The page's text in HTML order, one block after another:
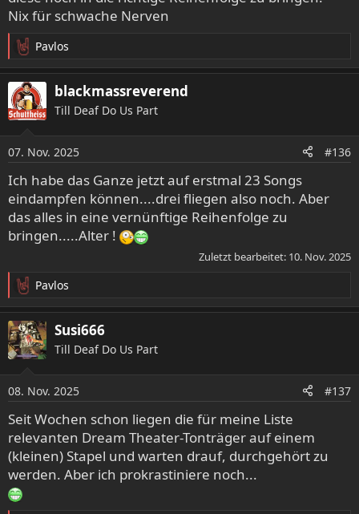
Nix für schwache Nerven
R
e
a
k
t
n
e
n
:
Pavlos
blackmassreverend
Till Deaf Do Us Part
07. Nov. 2025 #136
Ich habe das Ganze jetzt auf erstmal 23 Songs
eindampfen können....drei fliegen also noch. Aber
das alles in eine vernünftige Reihenfolge zu
bringen.....Alter !
Zuletzt bearbeitet: 10. Nov. 2025
R
e
a
k
t
n
e
n
:
Pavlos
Susi666
Till Deaf Do Us Part
08. Nov. 2025 #137
Seit Wochen schon liegen die für meine Liste
relevanten Dream Theater-Tonträger auf einem
(kleinen) Stapel und warten drauf, durchgehört zu
werden. Aber ich prokrastiniere noch...